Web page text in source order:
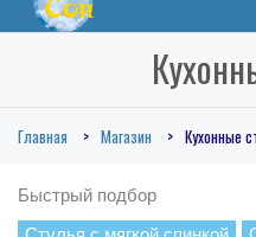
Главная Магазин Кухонные
Быстрый подбор